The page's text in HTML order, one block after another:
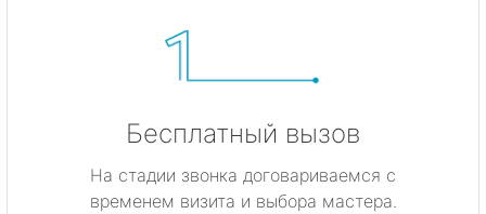
Бесплатный вызов
На стадии звонка договариваемся с
временем визита и выбора мастера.